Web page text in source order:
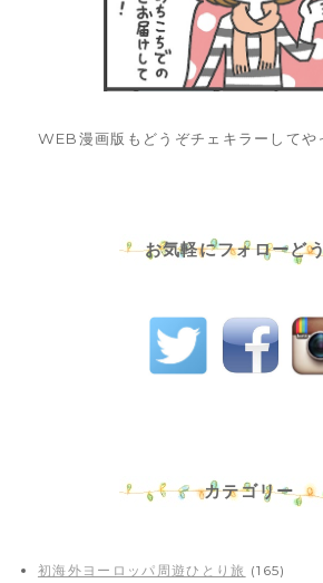
WEB漫画版もどうぞチェキラーしてや
お気軽にフォローど
カテゴリー
初海外ヨーロッパ周遊ひとり旅 (165)